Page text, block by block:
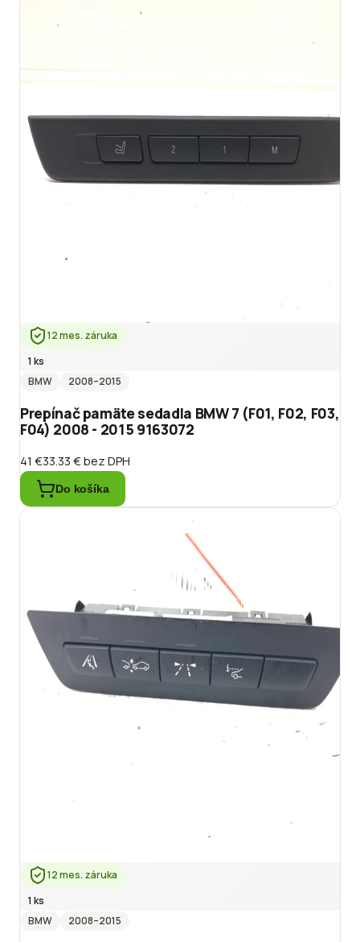
12 mes. záruka
1 ks
BMW
2008–2015
Prepínač pamäte sedadla BMW 7 (F01, F02, F03,
F04) 2008 - 2015 9163072
41 €33.33 €bez DPH
Do košíka
12 mes. záruka
1 ks
BMW
2008–2015